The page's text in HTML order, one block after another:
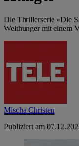
Die Thrillerserie «Die
Welthunger mit einem
Mischa Christen
Publiziert am